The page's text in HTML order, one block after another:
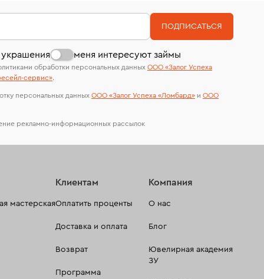
На особо ценные изделия получены
сертификаты МГУ и других геммологических
лабораторий
меня интересуют займы
ПОДПИСАТЬСЯ
обработки персональных данных ООО «Залог Успеха
сервиc».
персональных данных ООО «Залог Успеха «Ломбард» и ООО
рекламно-информационных рассылок
мастерская
Клиентам
Оплатить проценты
Доставка и оплата
Возврат
Программа
Компания
О нас
Блог
Ювелирная академия
ЗУ